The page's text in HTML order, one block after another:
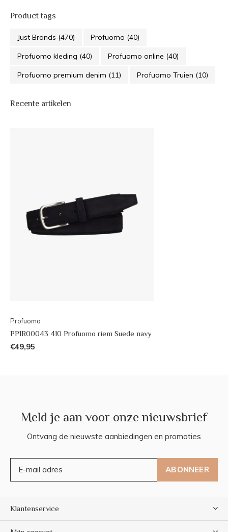
Product tags
Just Brands (470) Profuomo (40)
Profuomo kleding (40) Profuomo online (40)
Profuomo premium denim (11) Profuomo Truien (10)
Recente artikelen
Profuomo
PP1R00043 410 Profuomo riem Suede navy
€49,95
Meld je aan voor onze nieuwsbrief
Ontvang de nieuwste aanbiedingen en promoties
ABONNEER
Klantenservice